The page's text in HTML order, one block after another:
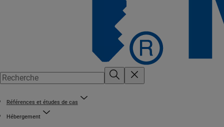
Références et études de cas
Hébergement